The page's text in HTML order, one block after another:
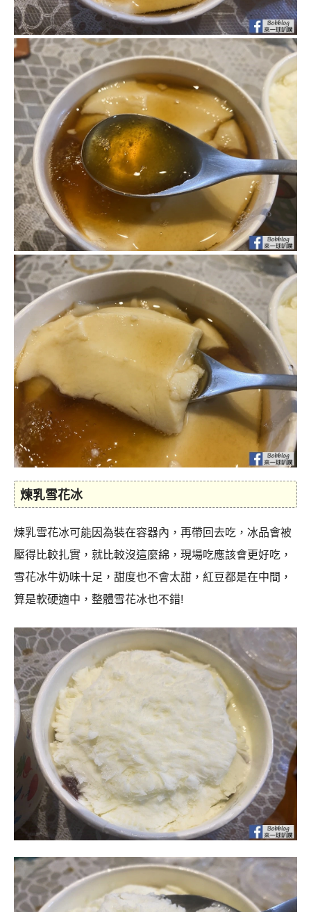
煉乳雪花冰
煉乳雪花冰可能因為裝在容器內，再帶回去吃，冰品會被
壓得比較扎實，就比較沒這麼綿，現場吃應該會更好吃，
雪花冰牛奶味十足，甜度也不會太甜，紅豆都是在中間，
算是軟硬適中，整體雪花冰也不錯!